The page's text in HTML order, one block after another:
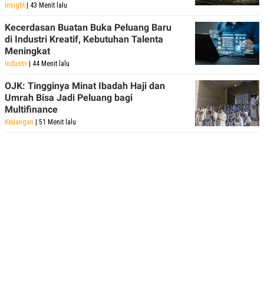
Insight | 43 Menit lalu
Kecerdasan Buatan Buka Peluang Baru
di Industri Kreatif, Kebutuhan Talenta
Meningkat
Industri | 44 Menit lalu
OJK: Tingginya Minat Ibadah Haji dan
Umrah Bisa Jadi Peluang bagi
Multifinance
Keuangan | 51 Menit lalu